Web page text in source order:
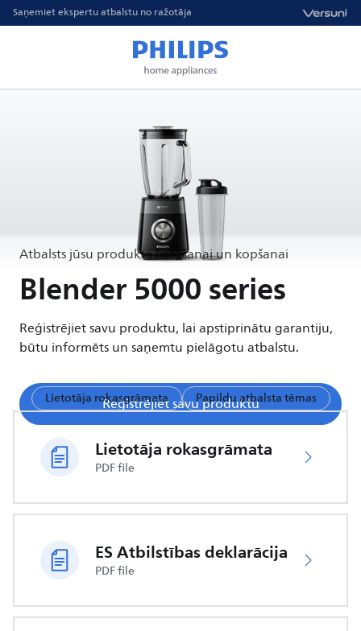
Saņemiet ekspertu atbalstu no ražotāja
Atbalsts jūsu produkta lietošanai un kopšanai
Blender 5000 series
Reģistrējiet savu produktu, lai apstiprinātu garantiju,
būtu informēts un saņemtu pielāgotu atbalstu.
Reģistrējiet savu produktu
Lietotāja rokasgrāmata Papildu atbalsta tēmas
Lietotāja rokasgrāmata
PDF file
ES Atbilstības deklarācija
PDF file